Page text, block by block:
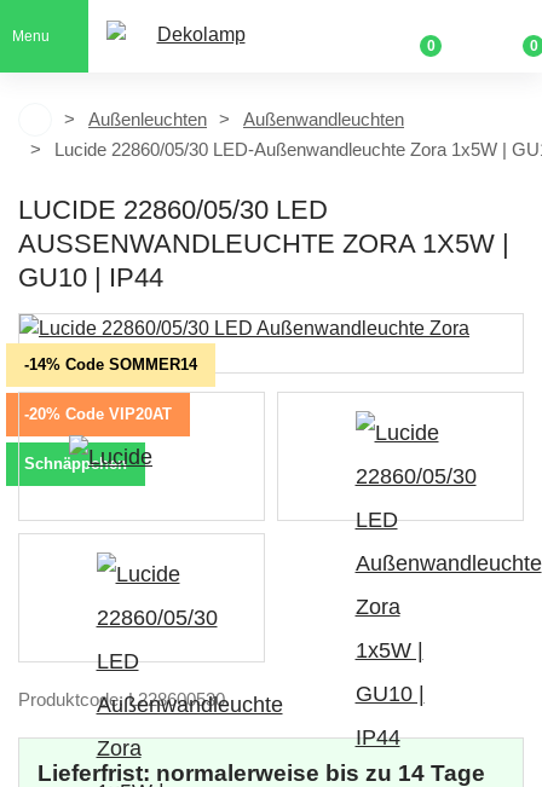
Menu
0 0
Außenleuchten
Außenwandleuchten
Lucide 22860/05/30 LED-Außenwandleuchte Zora 1x5W |
LUCIDE 22860/05/30 LED
AUSSENWANDLEUCHTE ZORA 1X5W | G
U10 | IP44
-14% Code SOMMER14
-20% Code VIP20AT
Schnäppchen
Produktcode: L228600530
Lieferfrist: normalerweise bis zu 14 Tage